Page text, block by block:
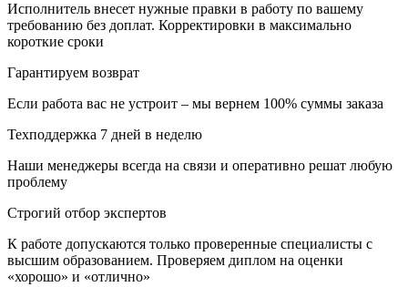
Исполнитель внесет нужные правки в работу по вашему
требованию без доплат. Корректировки в максимально
короткие сроки
Гарантируем возврат
Если работа вас не устроит – мы вернем 100% суммы заказа
Техподдержка 7 дней в неделю
Наши менеджеры всегда на связи и оперативно решат любую
проблему
Строгий отбор экспертов
К работе допускаются только проверенные специалисты с
высшим образованием. Проверяем диплом на оценки
«хорошо» и «отлично»